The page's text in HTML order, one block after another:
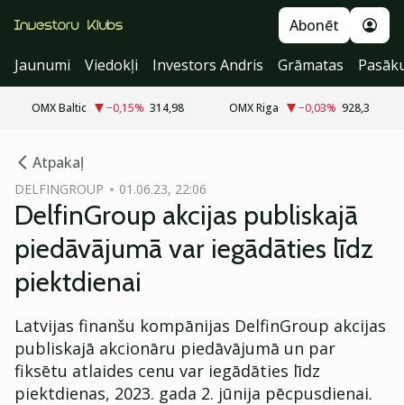
Abonēt
Jaunumi
Viedokļi Investors Andris Grāmatas
OMX Baltic −0,15% 314,98 OMX Riga −0,03% 928,3
Atpakaļ
DELFINGROUP 01.06.23, 22:06
DelfinGroup akcijas publiskajā
piedāvājumā var iegādāties līdz
piektdienai
Latvijas finanšu kompānijas DelfinGroup akcijas
publiskajā akcionāru piedāvājumā un par
fiksētu atlaides cenu var iegādāties līdz
piektdienas, 2023. gada 2. jūnija pēcpusdienai.